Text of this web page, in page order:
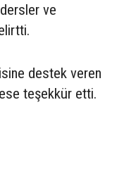
ve
destek veren
teşekkür etti.